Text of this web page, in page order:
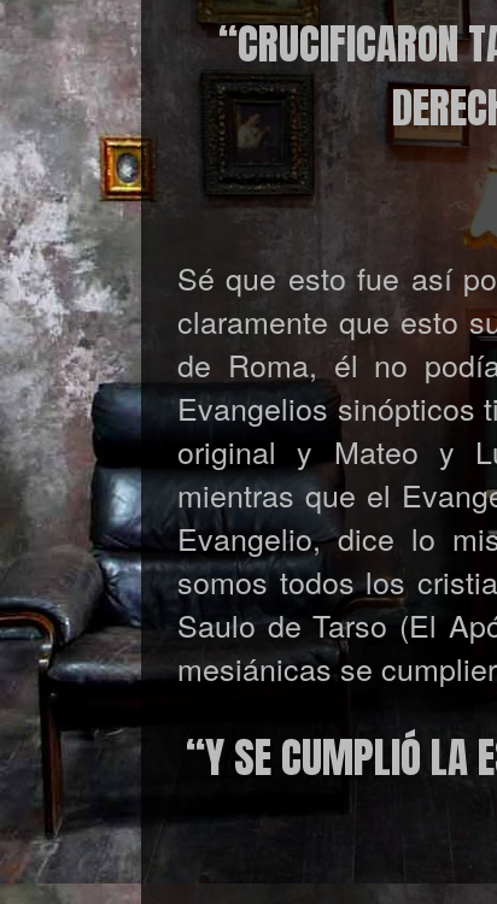
“CRUCIFICARON
Sé que esto fue así
claramente que esto
de Roma, él no
Evangelios sinópticos
original y Mateo y
mientras que el
Evangelio, dice lo
somos todos los
Saulo de Tarso (El
mesiánicas se
“Y SE CUMPLIÓ LA